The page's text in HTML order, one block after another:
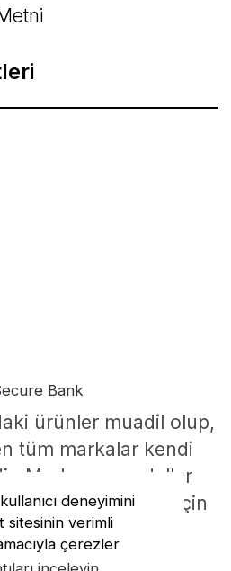
deneyimini
verimli
çerezler
ürünler muadil olup,
tüm markalar kendi
Marka ve modeller
belirlenmesi için
e-